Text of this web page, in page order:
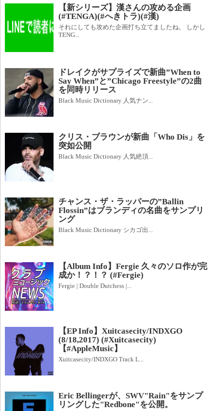
【新シリーズ】漢さんの攻める企画
(#TENGA)(#へきトラ)(#漢)
それにしても攻めた企画打ち立てましたね。 しかし
TENG...
ドレイクがサプライズで新曲”When to
Say When”と”Chicago Freestyle”の2曲
を同時リリース
Black Music Dictionary 人気ナン...
クリス・ブラウンが新曲「Who Dis」を
突如公開
Black Music Dictionary 人気絶頂...
チャンス・ザ・ラッパーの”Ballin
Flossin”はブランディの名曲をサンプリ
ング
Black Music Dictionary シカゴ出...
【Album Info】Fergie 久々のソロ作が完
成か！？！？ (#Fergie)
Fergie | Double Dutchess |...
【EP Info】Xuitcasecity/INDXGO
(8/18,2017) (#Xuitcasecity)
【#AppleMusic】
Xuitcasecity/INDXGO Track L...
Eric Bellingerが、SWV"Rain"をサンプ
リングした"Redbone"を公開。